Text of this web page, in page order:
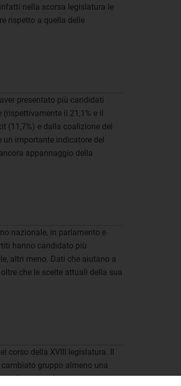
nella scorsa legislatura le
rispetto a quella delle
presentato più candidati
il 21,1% e il
(11,7%) e dalla coalizione del
un importante indicatore del
appannaggio della
nazionale, in parlamento e
hanno candidato più
altri meno. Dati che aiutano a
che le scelte attuali della sua
corso della XVIII legislatura. Il
gruppo almeno una
liste sono Impegno civico